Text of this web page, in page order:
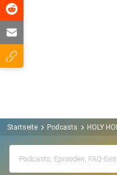
Startseite Podcasts HOLY